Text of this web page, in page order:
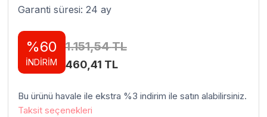
Garanti süresi: 24 ay
%60
İNDİRİM
1.151,54TL
Orijinal
1.151,54 TL.
460,41 TLŞu
fiyat:
Bu ürünü havale ile ekstra %3 indirim ile satın alabilirsiniz.
Taksit seçenekleri